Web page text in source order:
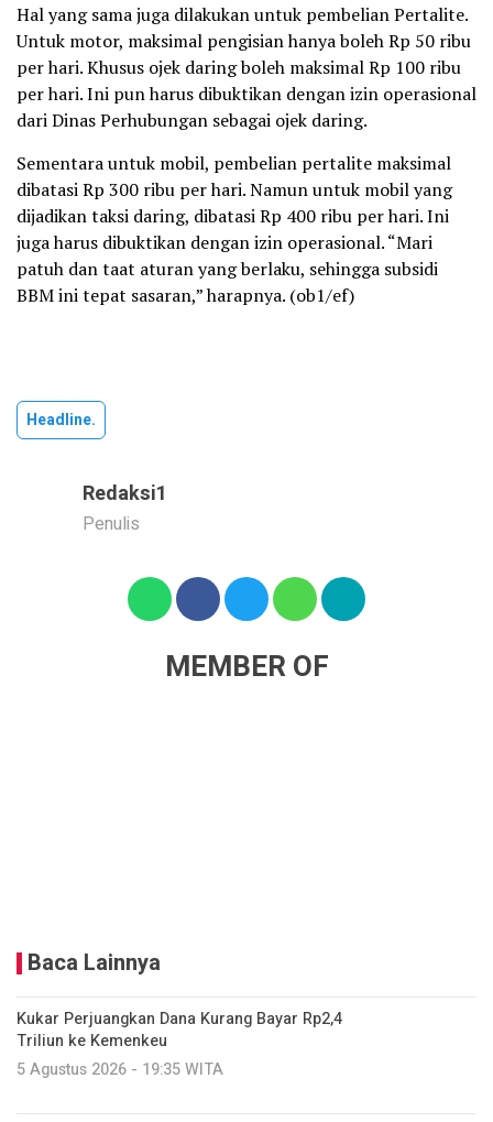
Hal yang sama juga dilakukan untuk pembelian Pertalite.
Untuk motor, maksimal pengisian hanya boleh Rp 50 ribu
per hari. Khusus ojek daring boleh maksimal Rp 100 ribu
per hari. Ini pun harus dibuktikan dengan izin operasional
dari Dinas Perhubungan sebagai ojek daring.
Sementara untuk mobil, pembelian pertalite maksimal
dibatasi Rp 300 ribu per hari. Namun untuk mobil yang
dijadikan taksi daring, dibatasi Rp 400 ribu per hari. Ini
juga harus dibuktikan dengan izin operasional. “Mari
patuh dan taat aturan yang berlaku, sehingga subsidi
BBM ini tepat sasaran,” harapnya. (ob1/ef)
Headline.
Redaksi1
Penulis
MEMBER OF
Baca Lainnya
Kukar Perjuangkan Dana Kurang Bayar Rp2,4
Triliun ke Kemenkeu
5 Agustus 2026 - 19:35 WITA